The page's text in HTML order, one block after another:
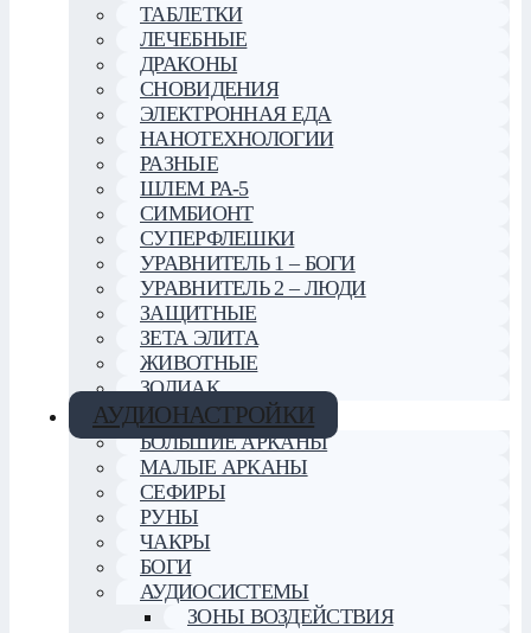
ТАБЛЕТКИ
ЛЕЧЕБНЫЕ
ДРАКОНЫ
СНОВИДЕНИЯ
ЭЛЕКТРОННАЯ ЕДА
НАНОТЕХНОЛОГИИ
РАЗНЫЕ
ШЛЕМ РА-5
СИМБИОНТ
СУПЕРФЛЕШКИ
УРАВНИТЕЛЬ 1 – БОГИ
УРАВНИТЕЛЬ 2 – ЛЮДИ
ЗАЩИТНЫЕ
ЗЕТА ЭЛИТА
ЖИВОТНЫЕ
ЗОДИАК
АУДИОНАСТРОЙКИ
БОЛЬШИЕ АРКАНЫ
МАЛЫЕ АРКАНЫ
СЕФИРЫ
РУНЫ
ЧАКРЫ
БОГИ
АУДИОСИСТЕМЫ
ЗОНЫ ВОЗДЕЙСТВИЯ